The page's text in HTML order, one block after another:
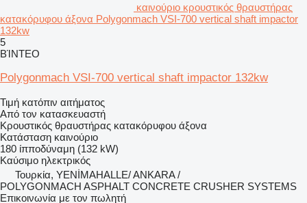
καινούριο κρουστικός θραυστήρας
κατακόρυφου άξονα Polygonmach VSI-700 vertical shaft impactor
132kw
5
ΒΊΝΤΕΟ
Polygonmach VSI-700 vertical shaft impactor 132kw
Τιμή κατόπιν αιτήματος
Από τον κατασκευαστή
Κρουστικός θραυστήρας κατακόρυφου άξονα
Κατάσταση καινούριο
180 ίπποδύναμη (132 kW)
Καύσιμο ηλεκτρικός
Τουρκία, YENİMAHALLE/ ANKARA /
POLYGONMACH ASPHALT CONCRETE CRUSHER SYSTEMS
Επικοινωνία με τον πωλητή